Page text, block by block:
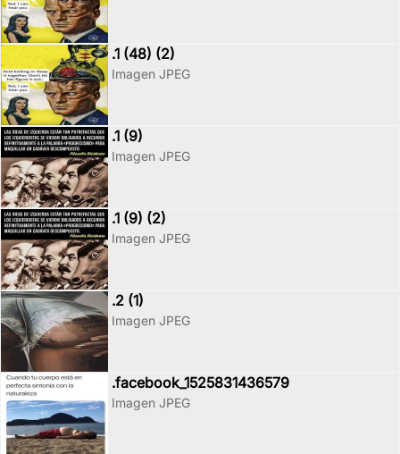
.1 (48) (2)
Imagen JPEG
.1 (9)
Imagen JPEG
.1 (9) (2)
Imagen JPEG
.2 (1)
Imagen JPEG
.facebook_1525831436579
Imagen JPEG